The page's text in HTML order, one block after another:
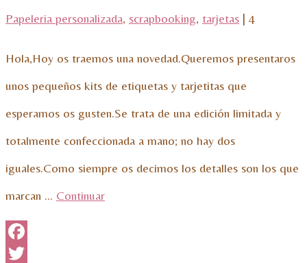
Papeleria personalizada, scrapbooking, tarjetas | 4
Hola,Hoy os traemos una novedad.Queremos presentaros
unos pequeños kits de etiquetas y tarjetitas que
esperamos os gusten.Se trata de una edición limitada y
totalmente confeccionada a mano; no hay dos
iguales.Como siempre os decimos los detalles son los que
marcan … Continuar
Facebook